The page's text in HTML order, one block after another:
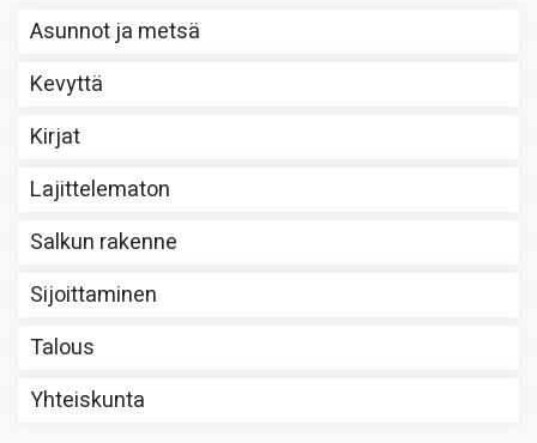
Asunnot ja metsä
Kevyttä
Kirjat
Lajittelematon
Salkun rakenne
Sijoittaminen
Talous
Yhteiskunta